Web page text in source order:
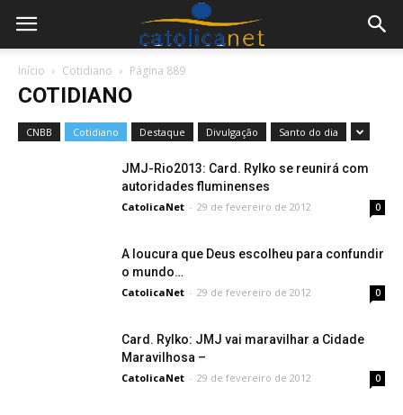
Início Cotidiano Página 889
COTIDIANO
CNBB Cotidiano Destaque Divulgação Santo do dia
JMJ-Rio2013: Card. Rylko se reunirá com
autoridades fluminenses
CatolicaNet - 29 de fevereiro de 2012 0
A loucura que Deus escolheu para confundir
o mundo…
CatolicaNet - 29 de fevereiro de 2012 0
Card. Rylko: JMJ vai maravilhar a Cidade
Maravilhosa –
CatolicaNet - 29 de fevereiro de 2012 0